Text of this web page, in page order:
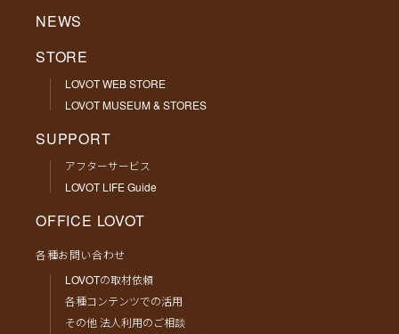
NEWS
STORE
LOVOT WEB STORE
LOVOT MUSEUM & STORES
SUPPORT
アフターサービス
LOVOT LIFE Guide
OFFICE LOVOT
各種お問い合わせ
LOVOTの取材依頼
各種コンテンツでの活用
その他 法人利用のご相談